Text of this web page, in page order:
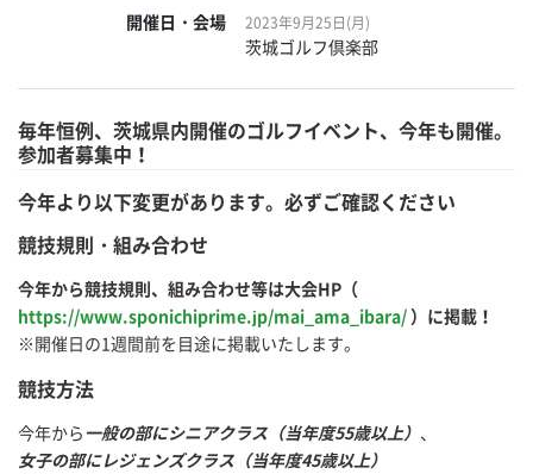
開催日・会場 2023年9月25日(月)
茨城ゴルフ倶楽部
毎年恒例、茨城県内開催のゴルフイベント、今年も開催。
参加者募集中！
今年より以下変更があります。必ずご確認ください
競技規則・組み合わせ
今年から競技規則、組み合わせ等は大会HP（
https://www.sponichiprime.jp/mai_ama_ibara/）に掲載！
※開催日の1週間前を目途に掲載いたします。
競技方法
今年から 一般の部にシニアクラス（当年度55歳以上） 、
女子の部にレジェンズクラス（当年度45歳以上）